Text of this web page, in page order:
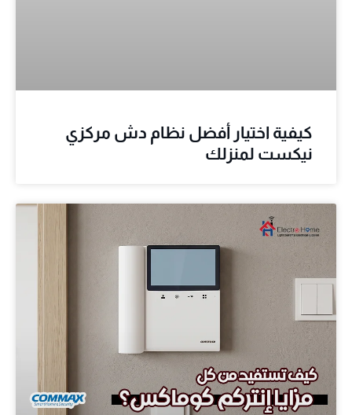
كيفية اختيار أفضل نظام دش مركزي
نيكست لمنزلك